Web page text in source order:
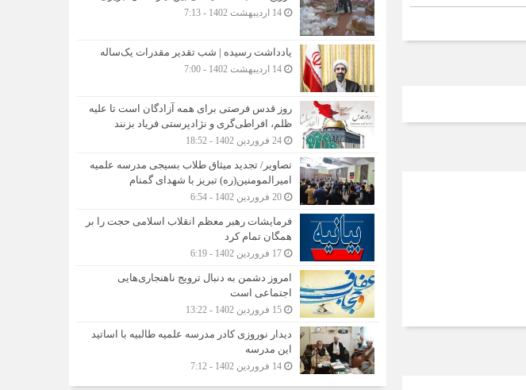
14 اردیبهشت 1402 - 7:13
یادداشت رسیده | شب تقدیر مقدرات یک‌ساله
14 اردیبهشت 1402 - 7:00
روز قدس فرصتی برای همه آزادگان است تا علیه
ظلم، افراطی‌گری و نژادپرستی فریاد بزنند
24 فروردین 1402 - 18:52
تصاویر/ تجدید میثاق طلاب بسیجی مدرسه علمیه
امیرالمومنین(ره) تبریز با شهدای گمنام
20 فروردین 1402 - 6:54
فرمایشات رهبر معظم انقلاب اسلامی حجت را بر
همگان تمام کرد
17 فروردین 1402 - 6:19
امروز دشمن به دنبال ترویج ناهنجاری‌هایی
اجتماعی است
15 فروردین 1402 - 13:22
دیدار نوروزی کادر مدرسه علمیه طالبیه با اساتید
این مدرسه
14 فروردین 1402 - 7:12